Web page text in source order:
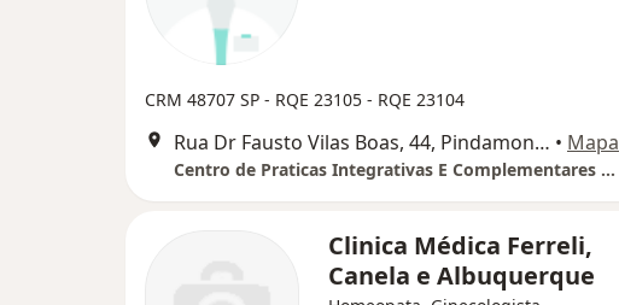
CRM 48707 SP - RQE 23105 - RQE 23104
Rua Dr Fausto Vilas Boas, 44, Pindamonhangaba • Mapa
Centro de Praticas Integrativas E Complementares Pinda
Clinica Médica Ferreli,
Canela e Albuquerque